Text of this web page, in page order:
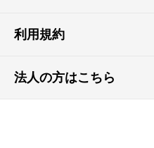
利用規約
法人の方はこちら